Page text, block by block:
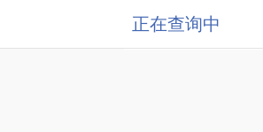
正在查询中